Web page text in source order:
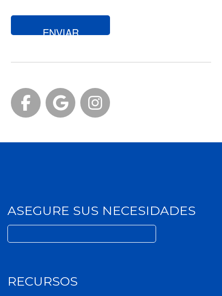
Facebook
GoogleInstagram
ASEGURE SUS NECESIDADES
Buscar:
RECURSOS